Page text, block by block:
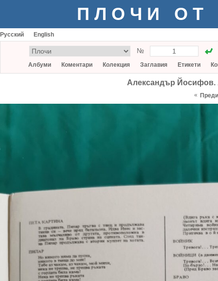
ПЛОЧИ ОТ
Русский English
№
Албуми Коментари Колекция Заглавия Етикети
Александър Йосифов.
«